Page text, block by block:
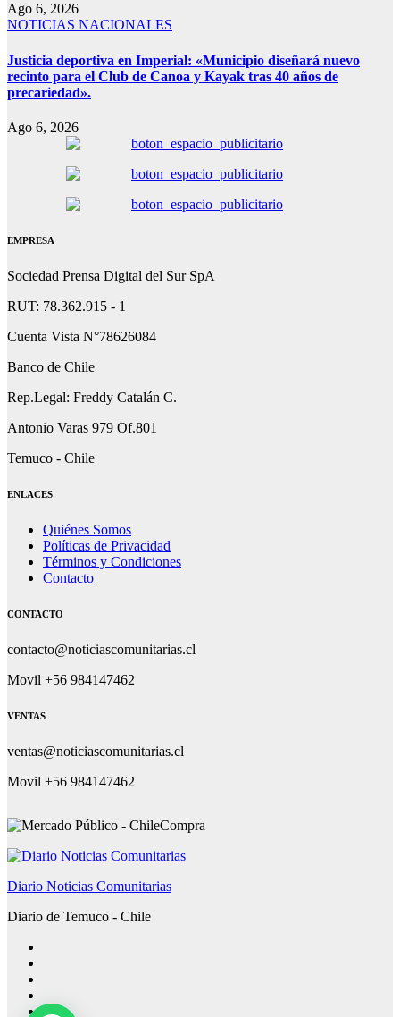
Ago 6, 2026
NOTICIAS NACIONALES
Justicia deportiva en Imperial: «Municipio diseñará nuevo
recinto para el Club de Canoa y Kayak tras 40 años de
precariedad».
Ago 6, 2026
EMPRESA
Sociedad Prensa Digital del Sur SpA
RUT: 78.362.915 - 1
Cuenta Vista N°78626084
Banco de Chile
Rep.Legal: Freddy Catalán C.
Antonio Varas 979 Of.801
Temuco - Chile
ENLACES
Quiénes Somos
Políticas de Privacidad
Términos y Condiciones
Contacto
CONTACTO
contacto@noticiascomunitarias.cl
Movil +56 984147462
VENTAS
ventas@noticiascomunitarias.cl
Movil +56 984147462
Diario Noticias Comunitarias
Diario de Temuco - Chile